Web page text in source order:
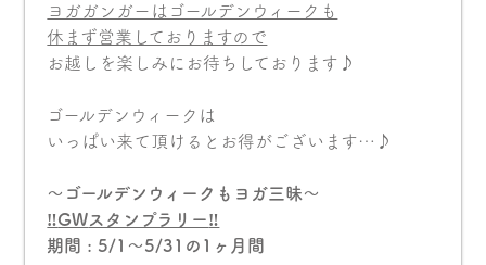
ヨガガンガーはゴールデンウィークも
休まず営業しておりますので
お越しを楽しみにお待ちしております♪
ゴールデンウィークは
いっぱい来て頂けるとお得がございます…♪
〜ゴールデンウィークもヨガ三昧〜
‼︎GWスタンプラリー‼︎
期間 : 5/1〜5/31の1ヶ月間